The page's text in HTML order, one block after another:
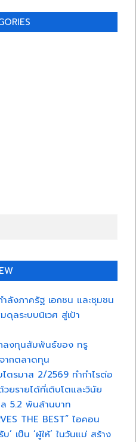
ลังภาครัฐ เอกชน และชุมชน
ลระบบนิเวศ สู่เป้า
ลงทุนสัมพันธ์ของ ทรู
ากตลาดทุน
ตรมาส 2/2569 ทำกำไรต่อ
ยรายได้ที่เติบโตและวินัย
5.2 พันล้านบาท
THE BEST” ไอคอน
’ เป็น ‘ผู้ให้’ ในวันแม่ สร้าง